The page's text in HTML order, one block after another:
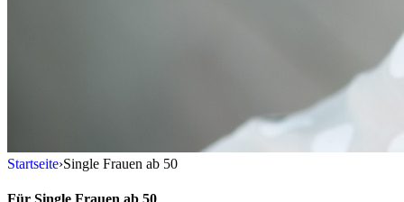
Startseite›Single Frauen ab 50
Für Single Frauen ab 50